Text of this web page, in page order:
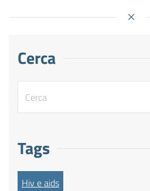
Cerca
Tags
Hiv e aids